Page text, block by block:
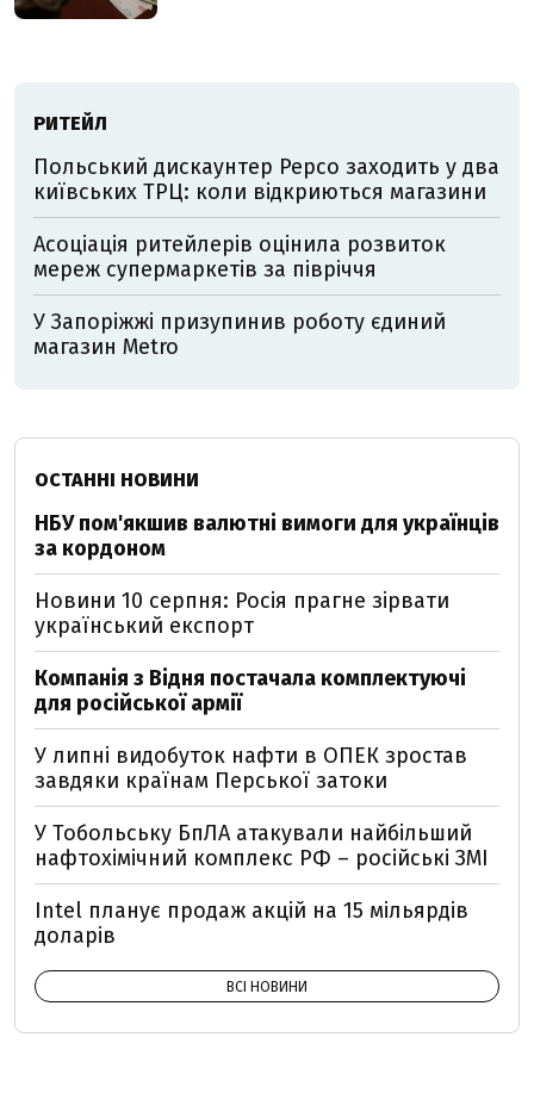
РИТЕЙЛ
Польський дискаунтер Pepco заходить у два
київських ТРЦ: коли відкриються магазини
Асоціація ритейлерів оцінила розвиток
мереж супермаркетів за півріччя
У Запоріжжі призупинив роботу єдиний
магазин Metro
ОСТАННІ НОВИНИ
НБУ пом'якшив валютні вимоги для українців
за кордоном
Новини 10 серпня: Росія прагне зірвати
український експорт
Компанія з Відня постачала комплектуючі
для російської армії
У липні видобуток нафти в ОПЕК зростав
завдяки країнам Перської затоки
У Тобольську БпЛА атакували найбільший
нафтохімічний комплекс РФ – російські ЗМІ
Intel планує продаж акцій на 15 мільярдів
доларів
ВСІ НОВИНИ